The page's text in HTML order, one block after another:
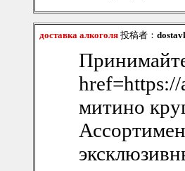
доставка алкоголя 投稿者：
href=https://
митино